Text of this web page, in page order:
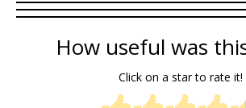
How useful was
Click on a star to rate it!